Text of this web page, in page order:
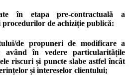
în etapa pre-contractuală a
de achiziție publică:
de propuneri de modificare a
având în vedere particularitățile
riscuri și puncte slabe astfel încât
și intereselor clientului;